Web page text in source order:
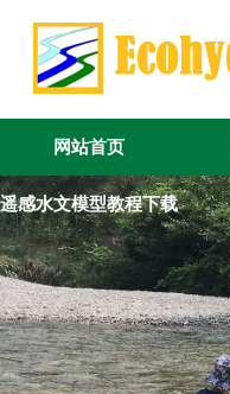
网站首页
遥感水文模型教程下载